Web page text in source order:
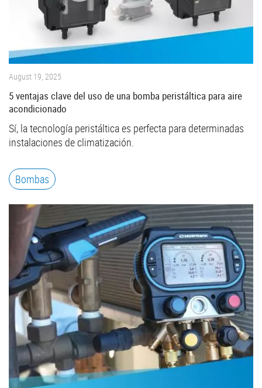
August 19, 2025
5 ventajas clave del uso de una bomba peristáltica para aire
acondicionado
Sí, la tecnología peristáltica es perfecta para determinadas
instalaciones de climatización.
Bombas